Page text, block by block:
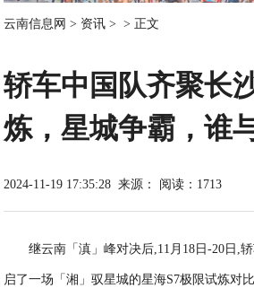
云南信息网 > 资讯 > > 正文
轿车中国队齐聚长
炼，星城争霸，谁
2024-11-19 17:35:28 来源： 阅读：1713
继云南「滇」峰对决后,11月18日-20日,
启了一场「湘」驭星城的星海S7极限试炼对